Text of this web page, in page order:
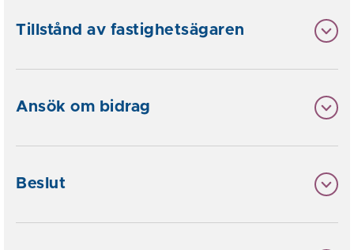
Tillstånd av fastighetsägaren
Ansök om bidrag
Beslut